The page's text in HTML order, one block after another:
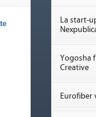
La start-
Yogosha
Creative
Eurofiber